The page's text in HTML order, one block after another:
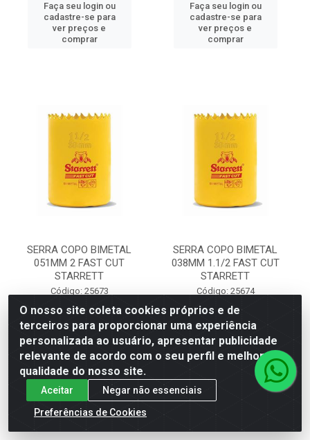
Faça seu login ou
cadastre-se para
ver preços e
comprar
Faça seu login ou
cadastre-se para
ver preços e
comprar
SERRA COPO BIMETAL
051MM 2 FAST CUT
STARRETT
Código: 25673
Faça seu login ou
cadastre-se para
ver preços e
comprar
SERRA COPO BIMETAL
038MM 1.1/2 FAST CUT
STARRETT
Código: 25674
Faça seu login ou
cadastre-se para
comprar
O nosso site coleta cookies próprios e de
terceiros para proporcionar uma experiência
personalizada ao usuário, apresentar publicidade
relevante de acordo com o seu perfil e melhorar a
qualidade do nosso site.
Aceitar
Negar não essenciais
Preferências de Cookies